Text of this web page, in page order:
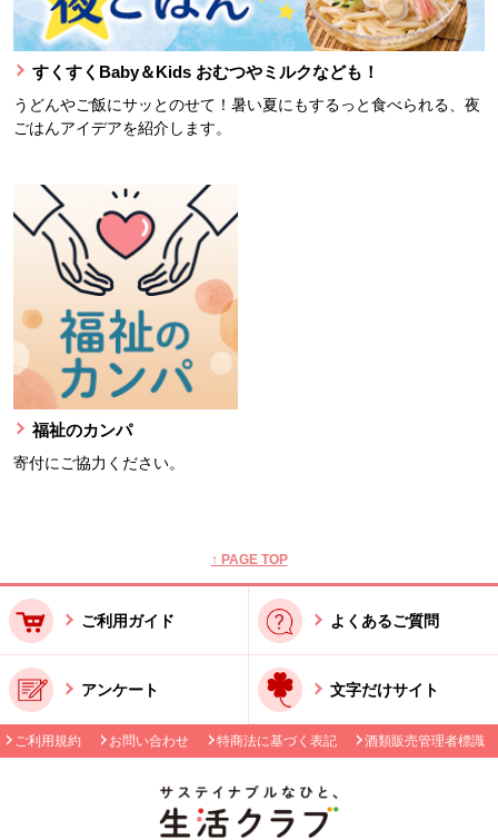
すくすくBaby＆Kids おむつやミルクなども！
うどんやご飯にサッとのせて！暑い夏にもするっと食べられる、夜
ごはんアイデアを紹介します。
福祉のカンパ
寄付にご協力ください。
↑ PAGE TOP
ご利用ガイド よくあるご質問
アンケート 文字だけサイト
ご利用規約 お問い合わせ 特商法に基づく表記 酒類販売管理者標識